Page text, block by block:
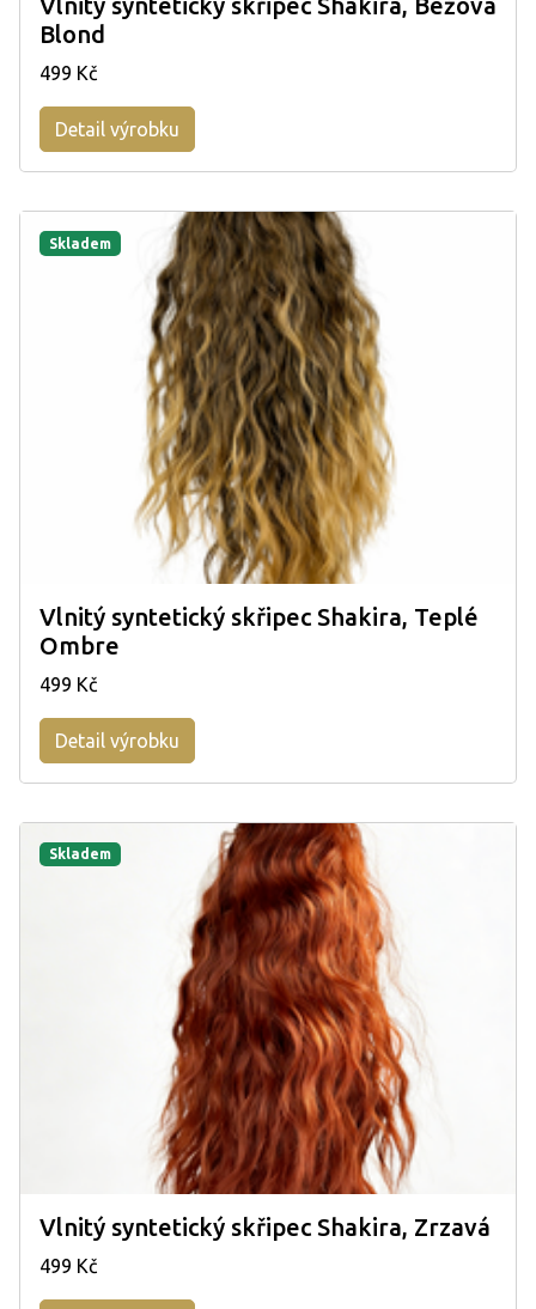
Vlnitý syntetický skřipec Shakira, Béžová
Blond
499 Kč
Detail výrobku
Skladem
Vlnitý syntetický skřipec Shakira, Teplé
Ombre
499 Kč
Detail výrobku
Skladem
Vlnitý syntetický skřipec Shakira, Zrzavá
499 Kč